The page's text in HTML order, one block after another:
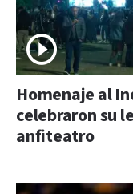
Homenaje al
celebraron su
anfiteatro